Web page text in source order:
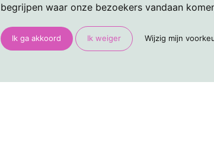
begrijpen waar onze bezoekers vandaan
Ik ga akkoord Ik weiger Wijzig mijn